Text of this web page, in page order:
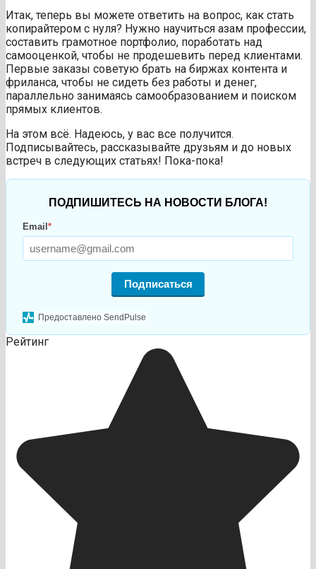
Итак, теперь вы можете ответить на вопрос, как стать
копирайтером с нуля? Нужно научиться азам профессии,
составить грамотное портфолио, поработать над
самооценкой, чтобы не продешевить перед клиентами.
Первые заказы советую брать на биржах контента и
фриланса, чтобы не сидеть без работы и денег,
параллельно занимаясь самообразованием и поиском
прямых клиентов.
На этом всё. Надеюсь, у вас все получится.
Подписывайтесь, рассказывайте друзьям и до новых
встреч в следующих статьях! Пока-пока!
ПОДПИШИТЕСЬ НА НОВОСТИ БЛОГА!
Email *
Подписаться
Предоставлено SendPulse
Рейтинг